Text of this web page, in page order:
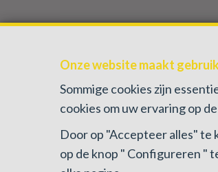
Onze website maakt
Sommige cookies zijn
cookies om uw ervaring op
Door op "Accepteer alles" te
op de knop " Configureren "
BIV-erkende